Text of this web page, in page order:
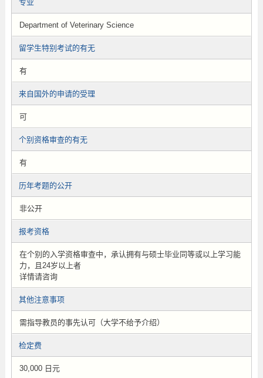
专业
Department of Veterinary Science
留学生特别考试的有无
有
来自国外的申请的受理
可
个别资格审查的有无
有
历年考题的公开
非公开
报考资格
在个别的入学资格审查中，承认拥有与硕士毕业同等或以上学习能
力，且24岁以上者
详情请咨询
其他注意事项
需指导教员的事先认可（大学不给予介绍）
检定费
30,000 日元